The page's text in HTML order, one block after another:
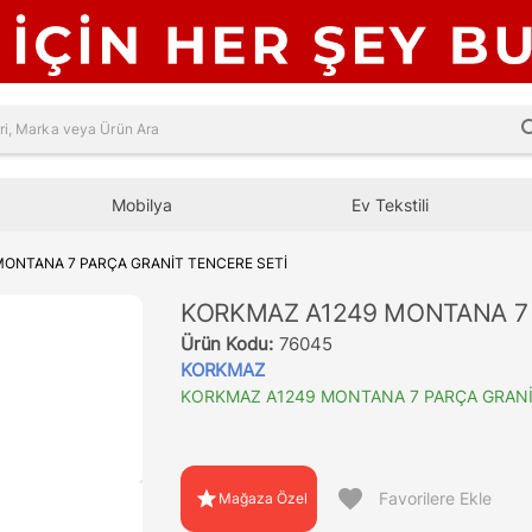
Mobilya Ev Tekstili
7 PARÇA GRANİT TENCERE SETİ
KORKMAZ A1249 MONTANA
Ürün Kodu: 76045
KORKMAZ
KORKMAZ A1249 MONTANA 7 PARÇA
star Mağaza Özel favorite Favorilere Ekle